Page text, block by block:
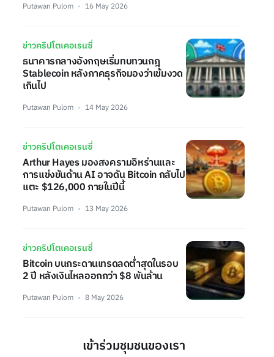
Putawan Pulom 16 May 2026
ข่าวคริปโตเคอเรนซี่
ธนาคารกลางอังกฤษเริ่มทบทวนกฎ
Stablecoin หลังภาคธุรกิจมองว่าเข้มงวด
เกินไป
Putawan Pulom 14 May 2026
ข่าวคริปโตเคอเรนซี่
Arthur Hayes มองสงครามอิหร่านและ
การแข่งขันด้าน AI อาจดัน Bitcoin กลับไป
แตะ $126,000 ภายในปีนี้
Putawan Pulom 13 May 2026
ข่าวคริปโตเคอเรนซี่
Bitcoin บนกระดานเทรดลดต่ำสุดในรอบ
2 ปี หลังเงินไหลออกกว่า $8 พันล้าน
Putawan Pulom 8 May 2026
เข้าร่วมชุมชนของเรา